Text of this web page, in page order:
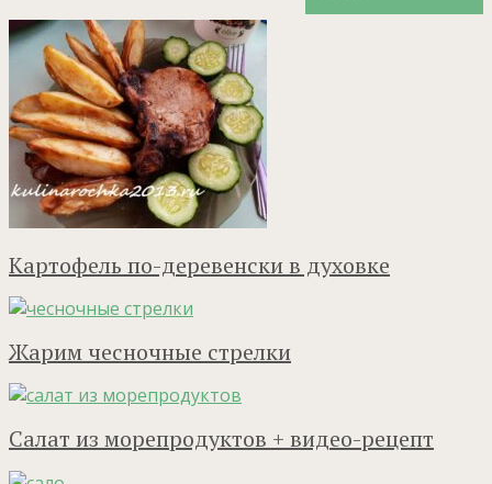
Картофель по-деревенски в духовке
Жарим чесночные стрелки
Салат из морепродуктов + видео-рецепт